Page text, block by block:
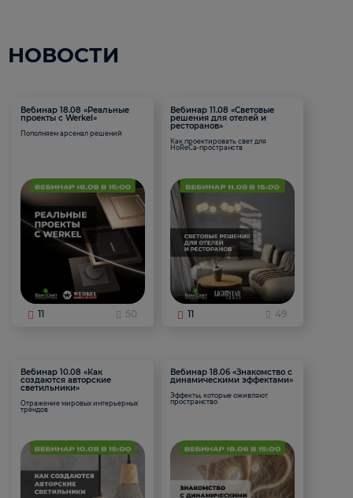
НОВОСТИ
Вебинар 18.08 «Реальные
проекты с Werkel»
Пополняем арсенал решений
11 50
Вебинар 11.08 «Световые
решения для отелей и
ресторанов»
Как проектировать свет для
HoReCa-пространств
11 49
Вебинар 10.08 «Как
создаются авторские
светильники»
Отражение мировых интерьерных
трендов
Вебинар 18.06 «Знакомство с
динамическими эффектами»
Эффекты, которые оживляют
пространство